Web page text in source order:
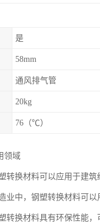
是
58mm
通风排气管
20kg
76（℃）
领域
转换材料可以应用于建
业中，钢塑转换材料可
转换材料具有环保性能，